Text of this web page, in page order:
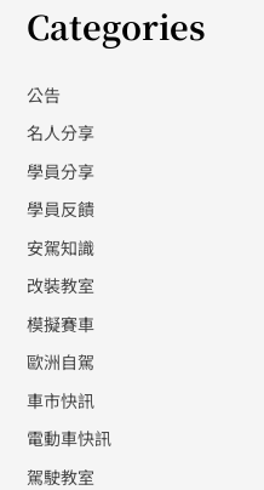
Categories
公告
名人分享
學員分享
學員反饋
安駕知識
改裝教室
模擬賽車
歐洲自駕
車市快訊
電動車快訊
駕駛教室